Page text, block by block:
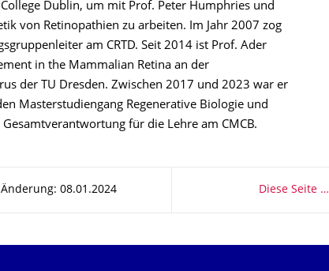
Dublin, um mit Prof. Peter Humphries und
von Retinopathien zu arbeiten. Im Jahr 2007 zog
am CRTD. Seit 2014 ist Prof. Ader
in the Mammalian Retina an der
der TU Dresden. Zwischen 2017 und 2023 war er
Masterstudiengang Regenerative Biologie und
für die Lehre am CMCB.
Änderung: 08.01.2024 Diese Seite …